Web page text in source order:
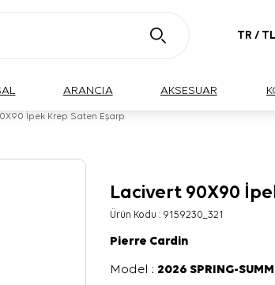
TR / TL
ARANCIA AKSESUAR
İpek Krep Saten Eşarp
Lacivert 90X90
Ürün Kodu : 9159230_321
Pierre Cardin
Model :2026 SPRING-